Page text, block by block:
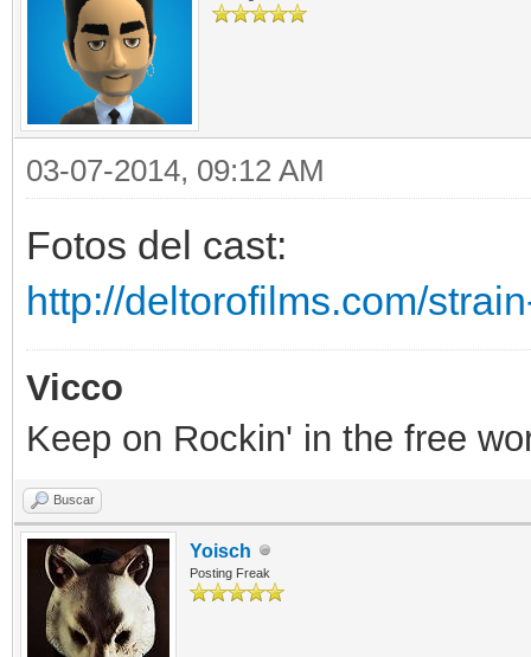
03-07-2014, 09:12 AM
Fotos del cast:
http://deltorofilms.com/
Vicco
Keep on Rockin' in the free
Buscar
Yoisch
Posting Freak